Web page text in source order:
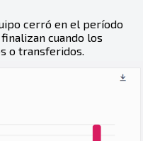
cerró en el período
cuando los
o transferidos.